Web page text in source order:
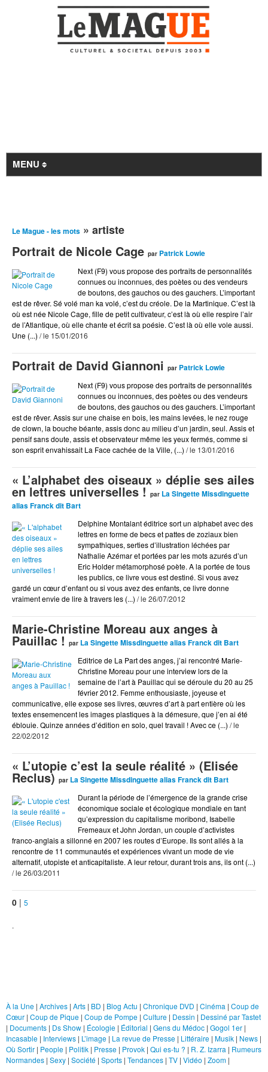
MENU
À la Une
Archives
BD
Blog Actu
Chroniques DVD
Cinéma
Coup de Coeur
Coup de Pompe
Culture
Dessin
Documents
Ds Show
Éditorial
Gens du Médoc
Gogol 1er
Incasable
J'me présente
Musik
News
Juliette's Art
Où Sortir
Politik
Presse
Provok
Qui es-tu ?
R. Z. Izarra
Rumeurs Normandes
Le Mague - les mots » artiste
Portrait de Nicole Cage par Patrick Lowie
Next (F9) vous propose des portraits de personnalités
connues ou inconnues, des poètes ou des vendeurs
de boutons, des gauchos ou des gauchers. L’important
est de rêver. Sé volé man ka volé, c’est du créole. De la Martinique. C’est là
où est née Nicole Cage, fille de petit cultivateur, c’est là où elle respire l’air
de l’Atlantique, où elle chante et écrit sa poésie. C’est là où elle vole aussi.
Une (...) / le 15/01/2016
Portrait de David Giannoni par Patrick Lowie
Next (F9) vous propose des portraits de personnalités
connues ou inconnues, des poètes ou des vendeurs
de boutons, des gauchos ou des gauchers. L’important
est de rêver. Assis sur une chaise en bois, les mains levées, le nez rouge
de clown, la bouche béante, assis donc au milieu d’un jardin, seul. Assis et
pensif sans doute, assis et observateur même les yeux fermés, comme si
son esprit envahissait La Face cachée de la Ville, (...) / le 13/01/2016
« L’alphabet des oiseaux » déplie ses ailes
en lettres universelles ! par La Singette Missdinguette
alias Franck dit Bart
Delphine Montalant éditrice sort un alphabet avec des
lettres en forme de becs et pattes de zoziaux bien
sympathiques, serties d’illustration léchées par
Nathalie Azémar et portées par les mots azurés d’un
Eric Holder métamorphosé poète. A la portée de tous
les publics, ce livre vous est destiné. Si vous avez
gardé un cœur d’enfant ou si vous avez des enfants, ce livre donne
vraiment envie de lire à travers les (...) / le 26/07/2012
Marie-Christine Moreau aux anges à
Pauillac ! par La Singette Missdinguette alias Franck dit Bart
Editrice de La Part des anges, j’ai rencontré Marie-
Christine Moreau pour une interview lors de la
semaine de l’art à Pauillac qui se déroule du 20 au 25
février 2012. Femme enthousiaste, joyeuse et
communicative, elle expose ses livres, œuvres d’art à part entière où les
textes ensemencent les images plastiques à la démesure, que j’en ai été
éblouie. Quinze années d’édition en solo, quel travail ! Avec ce (...) / le
22/02/2012
« L’utopie c’est la seule réalité » (Elisée
Reclus) par La Singette Missdinguette alias Franck dit Bart
Durant la période de l’émergence de la grande crise
économique sociale et écologique mondiale en tant
qu’expression du capitalisme moribond, Isabelle
Fremeaux et John Jordan, un couple d’activistes
franco-anglais a sillonné en 2007 les routes d’Europe. Ils sont allés à la
rencontre de 11 communautés et expériences vivant un mode de vie
alternatif, utopiste et anticapitaliste. A leur retour, durant trois ans, ils ont (...)
/ le 26/03/2011
0 | 5
.
À la Une | Archives | Arts | BD | Blog Actu | Chronique DVD | Cinéma | Coup de
Cœur | Coup de Pique | Coup de Pompe | Culture | Dessin | Dessiné par Tastet
| Documents | Ds Show | Écologie | Éditorial | Gens du Médoc | Gogol 1er |
Incasable | Interviews | L’image | La revue de Presse | Littéraire | Musik | News |
Où Sortir | People | Politik | Presse | Provok | Qui es-tu ? | R. Z. Izarra | Rumeurs
Normandes | Sexy | Société | Sports | Tendances | TV | Vidéo | Zoom |